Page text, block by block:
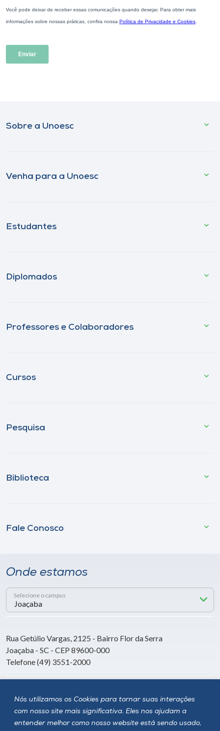
Nós utilizamos os Cookies para tornar suas interações
com nosso site mais significativa. Eles nos ajudam a
entender melhor como nosso website está sendo usado,
Sobre a Unoesc
Venha para a Unoesc
Estudantes
Diplomados
Professores e Colaboradores
Cursos
Pesquisa
Biblioteca
Fale Conosco
Onde estamos
Selecione o campus
Rua Getúlio Vargas, 2125 - Bairro Flor da Serra
Joaçaba - SC - CEP 89600-000
Telefone (49) 3551-2000
Siga a Unoesc